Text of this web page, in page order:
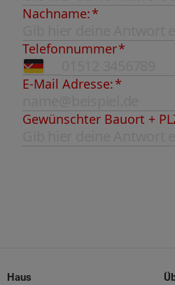
Haus